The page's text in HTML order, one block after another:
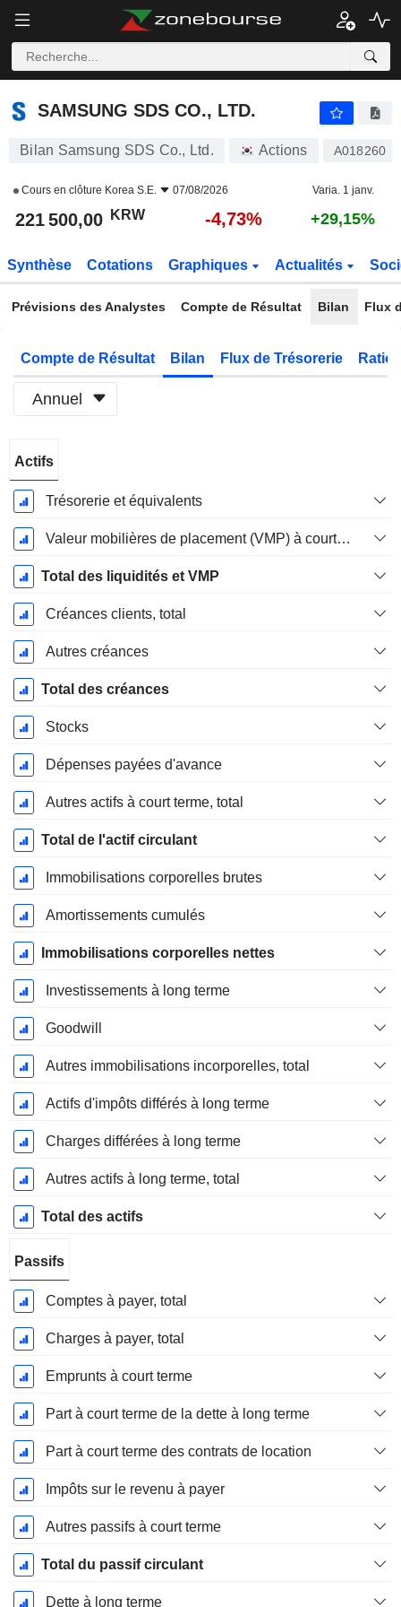
SAMSUNG SDS CO., LTD.
SAMSUNG SDS CO., LTD.
Bilan Samsung SDS Co., Ltd. Actions A018260
Cours en clôture Korea S.E. 07/08/2026 Varia. 1 janv.
221 500,00 KRW -4,73% +29,15%
Synthèse Cotations Graphiques Actualités
Prévisions des Analystes Compte de Résultat Bilan Flux
Compte de Résultat Bilan Flux de Trésorerie
Annuel
Fiscale:
Décembre
Actifs
Trésorerie et équivalents
Valeur mobilières de placement (VMP) à court terme
Total des liquidités et VMP
Créances clients, total
Autres créances
Total des créances
Stocks
Dépenses payées d'avance
Autres actifs à court terme, total
Total de l'actif circulant
Immobilisations corporelles brutes
Amortissements cumulés
Immobilisations corporelles nettes
Investissements à long terme
Goodwill
Autres immobilisations incorporelles, total
Actifs d'impôts différés à long terme
Charges différées à long terme
Autres actifs à long terme, total
Total des actifs
Passifs
Comptes à payer, total
Charges à payer, total
Emprunts à court terme
Part à court terme de la dette à long terme
Part à court terme des contrats de location
Impôts sur le revenu à payer
Autres passifs à court terme
Total du passif circulant
Dette à long terme